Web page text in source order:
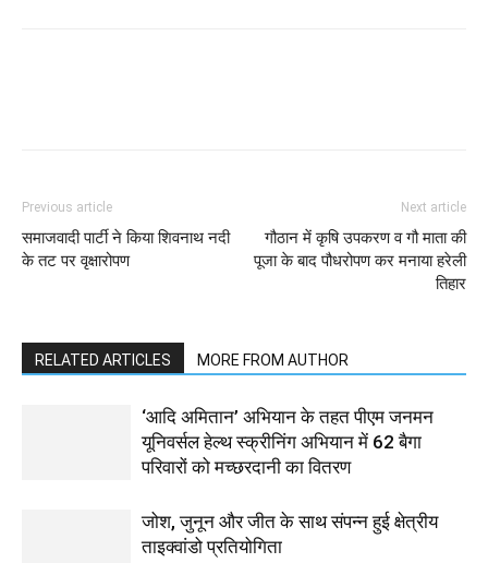
Previous article
समाजवादी पार्टी ने किया शिवनाथ नदी
के तट पर वृक्षारोपण
Next article
गौठान में कृषि उपकरण व गौ माता की
पूजा के बाद पौधरोपण कर मनाया हरेली
तिहार
RELATED ARTICLES MORE FROM AUTHOR
‘आदि अमितान’ अभियान के तहत पीएम जनमन
यूनिवर्सल हेल्थ स्क्रीनिंग अभियान में 62 बैगा
परिवारों को मच्छरदानी का वितरण
जोश, जुनून और जीत के साथ संपन्न हुई क्षेत्रीय
ताइक्वांडो प्रतियोगिता